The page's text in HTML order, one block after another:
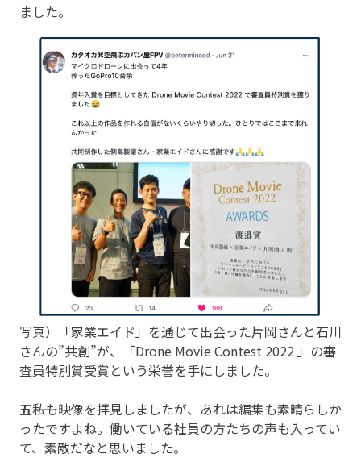
ました。
写真）「家業エイド」を通じて出会った片岡さんと石川
さんの”共創”が、「Drone Movie Contest 2022 」の審
査員特別賞受賞という栄誉を手にしました。
五――私も映像を拝見しましたが、あれは編集も素晴らしか
ったですよね。働いている社員の方たちの声も入ってい
て、素敵だなと思いました。